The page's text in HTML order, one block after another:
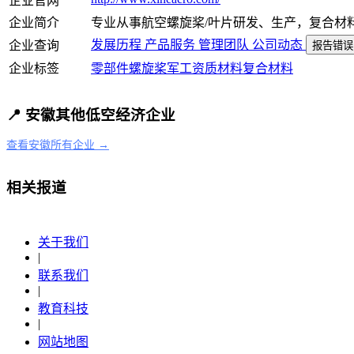
企业简介
专业从事航空螺旋桨/叶片研发、生产，复合材
企业查询
发展历程 产品服务 管理团队 公司动态 报告错误
企业标签 零部件螺旋桨军工资质材料复合材料
📍 安徽其他低空经济企业
查看安徽所有企业 →
相关报道
关于我们
|
联系我们
|
教育科技
|
网站地图